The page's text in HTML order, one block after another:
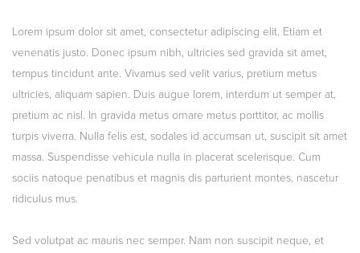
Lorem ipsum dolor sit amet, consectetur adipiscing elit. Etiam et
venenatis justo. Donec ipsum nibh, ultricies sed gravida sit amet,
tempus tincidunt ante. Vivamus sed velit varius, pretium metus
ultricies, aliquam sapien. Duis augue lorem, interdum ut semper at,
pretium ac nisl. In gravida metus ornare metus porttitor, ac mollis
turpis viverra. Nulla felis est, sodales id accumsan ut, suscipit sit amet
massa. Suspendisse vehicula nulla in placerat scelerisque. Cum
sociis natoque penatibus et magnis dis parturient montes, nascetur
ridiculus mus.
Sed volutpat ac mauris nec semper. Nam non suscipit neque, et